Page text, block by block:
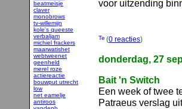
beatmeisje
claver
monobrows
tv-willemijn
kole's queeste
verbaljam
michiel frackers
maarwatishet
webtweenet
geenheld
merel roze
actiereactie
bouwput utrecht
low
net eamelje
antiroos
voor uitzending
(0 reacties)
donderdag, 27
Bait 'n Switch
Een week of twee
Patraeus verslag